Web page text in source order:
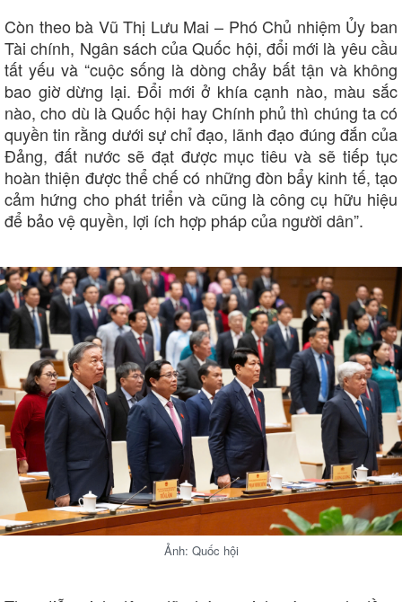
Còn theo bà Vũ Thị Lưu Mai – Phó Chủ nhiệm Ủy ban
Tài chính, Ngân sách của Quốc hội, đổi mới là yêu cầu
tất yếu và “cuộc sống là dòng chảy bất tận và không
bao giờ dừng lại. Đổi mới ở khía cạnh nào, màu sắc
nào, cho dù là Quốc hội hay Chính phủ thì chúng ta có
quyền tin rằng dưới sự chỉ đạo, lãnh đạo đúng đắn của
Đảng, đất nước sẽ đạt được mục tiêu và sẽ tiếp tục
hoàn thiện được thể chế có những đòn bẩy kinh tế, tạo
cảm hứng cho phát triển và cũng là công cụ hữu hiệu
để bảo vệ quyền, lợi ích hợp pháp của người dân”.
Ảnh: Quốc hội